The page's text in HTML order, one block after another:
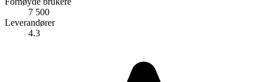
7 500
Leverandører
4.3